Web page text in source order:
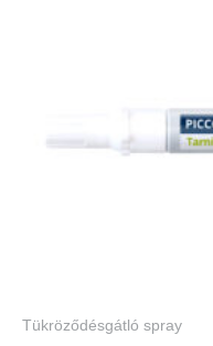
Tükröződésgátló spray